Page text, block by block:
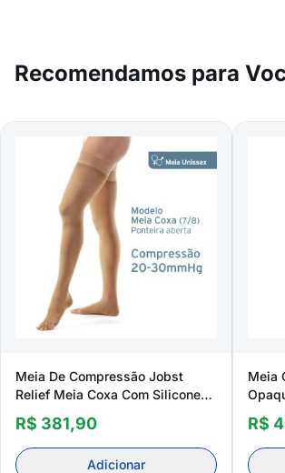
Recomendamos para
Meia De Compressão Jobst
Relief Meia Coxa Com Silicone
Unissex 20-30mmhg
R$ 381,90
Adicionar
Meia
R$